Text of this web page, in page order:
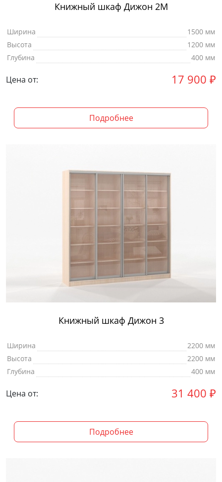
Книжный шкаф Дижон 2М
Ширина
1500 мм
Высота
1200 мм
Глубина
400 мм
Цена от: 17 900 ₽
Подробнее
Книжный шкаф Дижон 3
Ширина
2200 мм
Высота
2200 мм
Глубина
400 мм
Цена от: 31 400 ₽
Подробнее